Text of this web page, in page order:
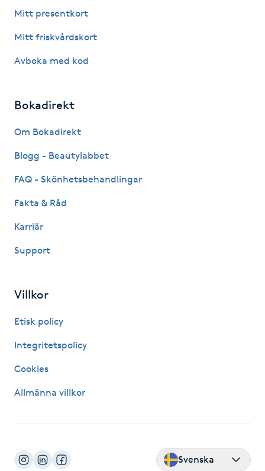
Kroppsinpackning
Kroppspeeling
Lashlift Keratin
LPG
LPG-massage
Läpptatuering
Mitt presentkort
Mitt friskvårdskort
Avboka med kod
Bokadirekt
Om Bokadirekt
Blogg - Beautylabbet
FAQ - Skönhetsbehandlingar
Fakta & Råd
Karriär
Support
Villkor
Etisk policy
Integritetspolicy
Cookies
Allmänna villkor
Svenska